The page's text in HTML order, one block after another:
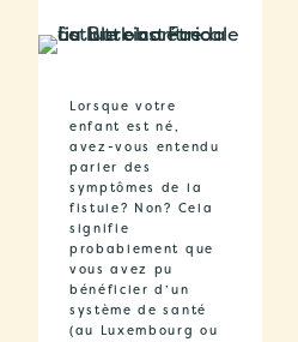
Lorsque votre
enfant est né,
avez-vous entendu
parler des
symptômes de la
fistule? Non? Cela
signifie
probablement que
vous avez pu
bénéficier d’un
système de santé
(au Luxembourg ou